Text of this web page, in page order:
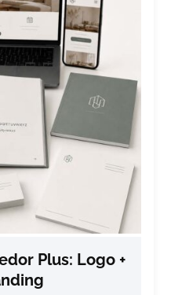
Plus: Logo +